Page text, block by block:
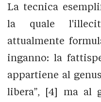
La tecnica
la quale
attualmente
inganno: la
appartiene al
libera”, [4] ma al